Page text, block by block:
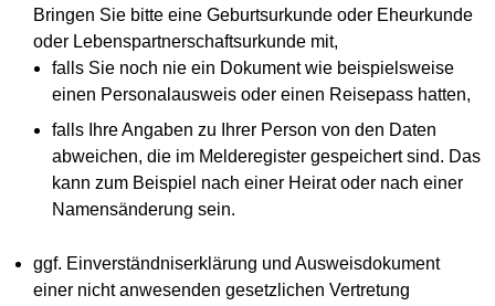
Bringen Sie bitte eine Geburtsurkunde oder Eheurkunde
oder Lebenspartnerschaftsurkunde mit,
falls Sie noch nie ein Dokument wie beispielsweise
einen Personalausweis oder einen Reisepass hatten,
falls Ihre Angaben zu Ihrer Person von den Daten
abweichen, die im Melderegister gespeichert sind. Das
kann zum Beispiel nach einer Heirat oder nach einer
Namensänderung sein.
ggf. Einverständniserklärung und Ausweisdokument
einer nicht anwesenden gesetzlichen Vertretung